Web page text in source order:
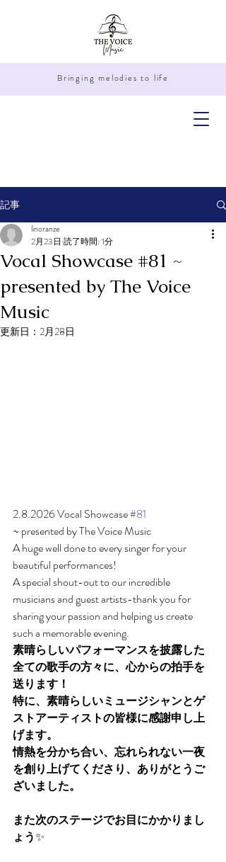
Bringing melodies to life
記事
Vocal Showcase #81 ~
presented by The Voice
Music
linoranze
2月23日 読了時間: 1分
更新日： 2月28日
2.8.2026 Vocal Showcase #81
~ presented by The Voice Music
A huge well done to every singer for your
beautiful performances!
A special shout-out to our incredible
musicians and guest artists-thank you for
sharing your passion and helping us create
such a memorable evening.
素晴らしいパフォーマンスを披露した
全ての歌手の方々に、心からの拍手を
送ります！
特に、素晴らしいミュージシャンとゲ
ストアーティストの皆様に感謝申し上
げます。
情熱を分かち合い、忘れられない一夜
を創り上げてくださり、ありがとうご
ざいました。
また次のステージでお目にかかりまし
ょう✨